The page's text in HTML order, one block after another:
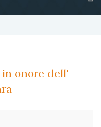
in onore dell'